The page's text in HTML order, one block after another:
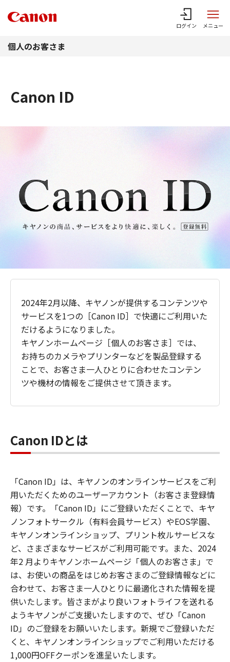
ログイン メニュー
個人のお客さま
Canon ID
2024年2月以降、キヤノンが提供するコンテンツや
サービスを1つの［Canon ID］で快適にご利用いた
だけるようになりました。
キヤノンホームページ［個人のお客さま］では、
お持ちのカメラやプリンターなどを製品登録する
ことで、お客さま一人ひとりに合わせたコンテン
ツや機材の情報をご提供させて頂きます。
Canon IDとは
「Canon ID」は、キヤノンのオンラインサービスをご利
用いただくためのユーザーアカウント（お客さま登録情
報）です。「Canon ID」にご登録いただくことで、キヤ
ノンフォトサークル（有料会員サービス）やEOS学園、
キヤノンオンラインショップ、プリント枚ルサービスな
ど、さまざまなサービスがご利用可能です。また、2024
年2 月よりキヤノンホームページ「個人のお客さま」で
は、お使いの商品をはじめお客さまのご登録情報などに
合わせて、お客さま一人ひとりに最適化された情報を提
供いたします。皆さまがより良いフォトライフを送れる
ようキヤノンがご支援いたしますので、ぜひ「Canon
ID」のご登録をお願いいたします。新規でご登録いただ
くと、キヤノンオンラインショップでご利用いただける
1,000円OFFクーポンを進呈いたします。